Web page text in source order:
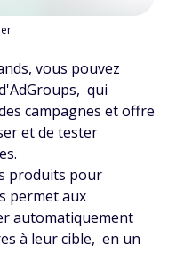
vous pouvez
qui
campagnes et offre
et de tester
produits pour
permet aux
automatiquement
à leur cible, en un